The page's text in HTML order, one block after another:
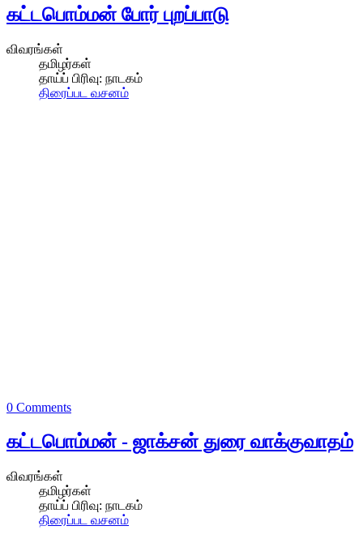
கட்டபொம்மன் போர் புறப்பாடு
விவரங்கள்
தமிழர்கள்
தாய்ப் பிரிவு: நாடகம்
திரைப்பட வசனம்
0 Comments
கட்டபொம்மன் - ஜாக்சன் துரை வாக்குவாதம்
விவரங்கள்
தமிழர்கள்
தாய்ப் பிரிவு: நாடகம்
திரைப்பட வசனம்